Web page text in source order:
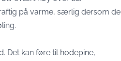
på varme, særlig dersom de
Det kan føre til hodepine,